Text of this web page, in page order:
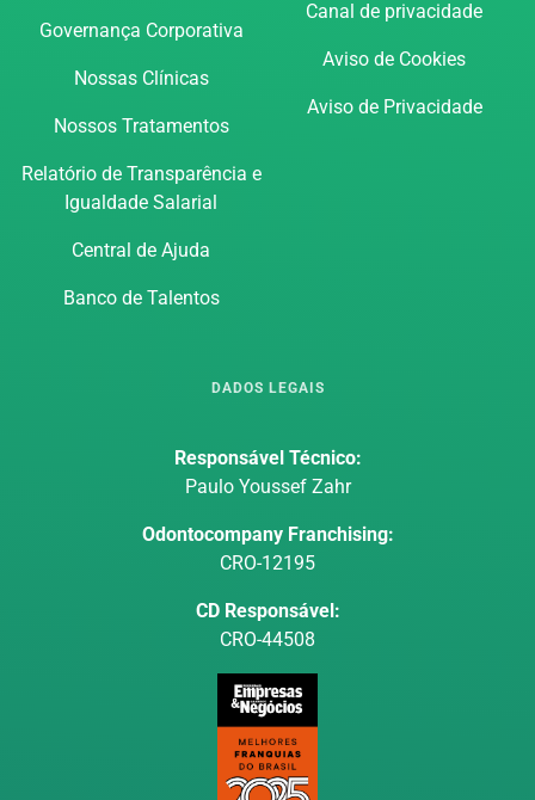
Governança Corporativa
Nossas Clínicas
Nossos Tratamentos
Relatório de Transparência e
Igualdade Salarial
Central de Ajuda
Banco de Talentos
Canal de privacidade
Aviso de Cookies
Aviso de Privacidade
DADOS LEGAIS
Responsável Técnico:
Paulo Youssef Zahr
Odontocompany Franchising:
CRO-12195
CD Responsável:
CRO-44508